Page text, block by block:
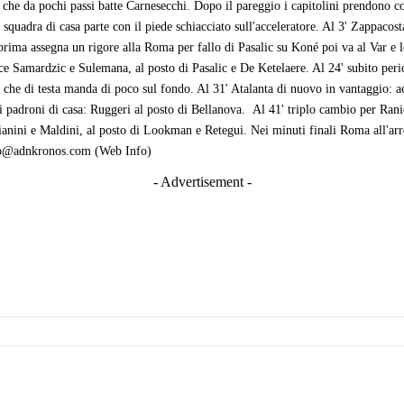
da pochi passi batte Carnesecchi. Dopo il pareggio i capitolini prendono
di casa parte con il piede schiacciato sull'acceleratore. Al 3'
assegna un rigore alla Roma per fallo di Pasalic su Koné poi va al Var
e Sulemana, al posto di Pasalic e De Ketelaere. Al 24' subito
di testa manda di poco sul fondo. Al 31' Atalanta di nuovo in vantaggio:
di casa: Ruggeri al posto di Bellanova. Al 41' triplo cambio per
e Maldini, al posto di Lookman e Retegui. Nei minuti finali Roma
(Web Info)
- Advertisement -